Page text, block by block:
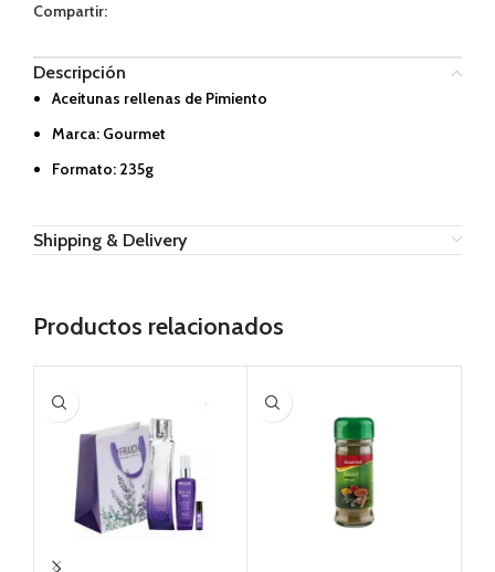
Compartir:
Descripción
Aceitunas rellenas de Pimiento
Marca: Gourmet
Formato: 235g
Shipping & Delivery
Productos relacionados